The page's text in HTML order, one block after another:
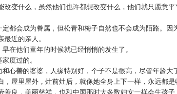
改变什么，虽然他们也许都想改变什么，他们就只愿意
定都会成为眷属，但松青和梅子自然也不会成为陌路。因
最近的亲人。
在他们童年的时候就已经悄悄的发生了。
度过的。
心善的婆婆，人缘特别好，个子不是很高，尽管年龄大
，屋里屋外，灶前灶后，就像她全身上下一样，永远都
善良，美丽慈祥，也和中国那时大多数妇女一样会生孩子